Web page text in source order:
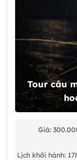
Tour câu
Giá:
Lịch khởi hành: